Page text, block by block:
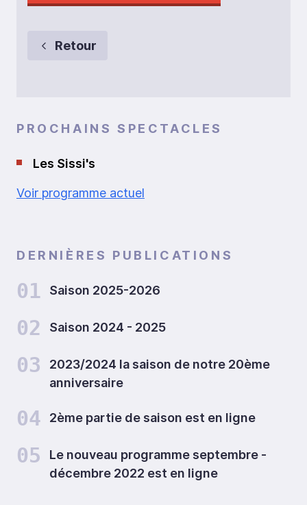
Retour
PROCHAINS SPECTACLES
Les Sissi's
Voir programme actuel
DERNIÈRES PUBLICATIONS
01 Saison 2025-2026
02 Saison 2024 - 2025
03
2023/2024 la saison de notre 20ème
anniversaire
04 2ème partie de saison est en ligne
05
Le nouveau programme septembre -
décembre 2022 est en ligne